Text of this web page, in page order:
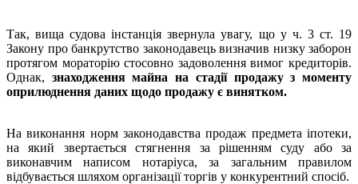
Так, вища судова інстанція звернула увагу, що у ч. 3 ст. 19
Закону про банкрутство законодавець визначив низку заборон
протягом мораторію стосовно задоволення вимог кредиторів.
Однак, знаходження майна на стадії продажу з моменту
оприлюднення даних щодо продажу є винятком.
На виконання норм законодавства продаж предмета іпотеки,
на який звертається стягнення за рішенням суду або за
виконавчим написом нотаріуса, за загальним правилом
відбувається шляхом організації торгів у конкурентний спосіб.